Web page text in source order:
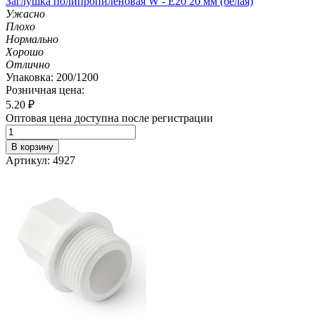
Ужасно
Плохо
Нормально
Хорошо
Отлично
Упаковка: 200/1200
Розничная цена:
5.20 ₽
Оптовая цена доступна после регистрации
В корзину
Артикул: 4927